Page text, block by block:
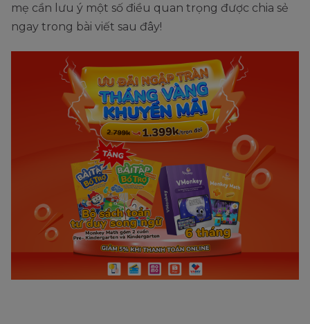
mẹ cần lưu ý một số điều quan trọng được chia sẻ
ngay trong bài viết sau đây!